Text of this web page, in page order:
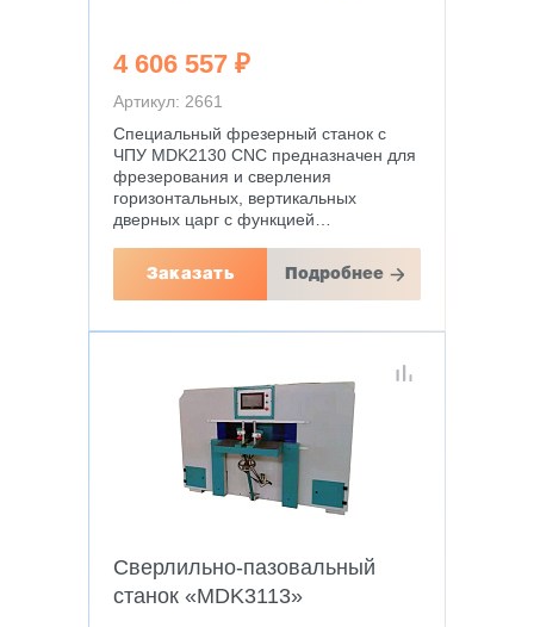
4 606 557 ₽
Артикул: 2661
Специальный фрезерный станок с
ЧПУ MDK2130 CNC предназначен для
фрезерования и сверления
горизонтальных, вертикальных
дверных царг с функцией…
Заказать Подробнее
Сверлильно-пазовальный
станок «MDK3113»